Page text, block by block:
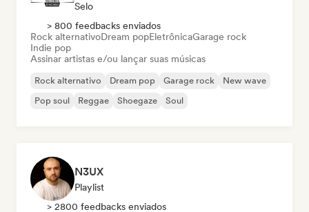
Selo
> 800 feedbacks enviados
Rock alternativoDream popEletrônicaGarage rock
Indie pop
Assinar artistas e/ou lançar suas músicas
Rock alternativo Dream pop Garage rock
New wave
Pop soul
Reggae Shoegaze Soul
N3UX
Playlist
> 2800 feedbacks enviados